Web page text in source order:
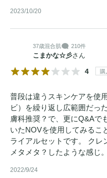
2023/10/20
37歳混合肌 210件
こまかな☆彡さん
4 購
普段は違うスキンケアを使
ビ）を繰り返し広範囲だっ
膚科推奨？で、更にQ&Aで
いたNOVを使用してみるこ
ライアルセットです。 クレ
メタメタ？したような感じ
2022/9/24